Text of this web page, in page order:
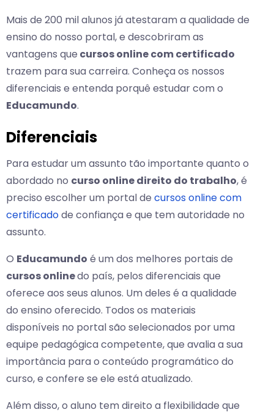
Mais de 200 mil alunos já atestaram a qualidade de
ensino do nosso portal, e descobriram as
vantagens que cursos online com certificado
trazem para sua carreira. Conheça os nossos
diferenciais e entenda porquê estudar com o
Educamundo.
Diferenciais
Para estudar um assunto tão importante quanto o
abordado no curso online direito do trabalho, é
preciso escolher um portal de cursos online com
certificadode confiança e que tem autoridade no
assunto.
O Educamundo é um dos melhores portais de
cursos onlinedo país, pelos diferenciais que
oferece aos seus alunos. Um deles é a qualidade
do ensino oferecido. Todos os materiais
disponíveis no portal são selecionados por uma
equipe pedagógica competente, que avalia a sua
importância para o conteúdo programático do
curso, e confere se ele está atualizado.
Além disso, o aluno tem direito a flexibilidade que